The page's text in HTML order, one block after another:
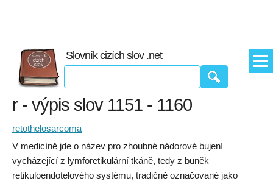
Slovník cizích slov .net
r - výpis slov 1151 - 1160
retothelosarcoma
V medicíně jde o název pro zhoubné nádorové bujení
vycházející z lymforetikulární tkáně, tedy z buněk
retikuloendotelového systému, tradičně označované jako